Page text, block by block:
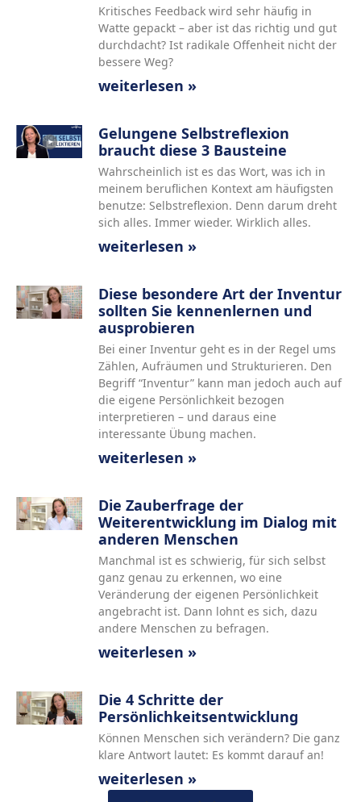
Kritisches Feedback wird sehr häufig in
Watte gepackt – aber ist das richtig und gut
durchdacht? Ist radikale Offenheit nicht der
bessere Weg?
weiterlesen »
Gelungene Selbstreflexion
braucht diese 3 Bausteine
Wahrscheinlich ist es das Wort, was ich in
meinem beruflichen Kontext am häufigsten
benutze: Selbstreflexion. Denn darum dreht
sich alles. Immer wieder. Wirklich alles.
weiterlesen »
Diese besondere Art der Inventur
sollten Sie kennenlernen und
ausprobieren
Bei einer Inventur geht es in der Regel ums
Zählen, Aufräumen und Strukturieren. Den
Begriff “Inventur” kann man jedoch auch auf
die eigene Persönlichkeit bezogen
interpretieren – und daraus eine
interessante Übung machen.
weiterlesen »
Die Zauberfrage der
Weiterentwicklung im Dialog mit
anderen Menschen
Manchmal ist es schwierig, für sich selbst
ganz genau zu erkennen, wo eine
Veränderung der eigenen Persönlichkeit
angebracht ist. Dann lohnt es sich, dazu
andere Menschen zu befragen.
weiterlesen »
Die 4 Schritte der
Persönlichkeitsentwicklung
Können Menschen sich verändern? Die ganz
klare Antwort lautet: Es kommt darauf an!
weiterlesen »